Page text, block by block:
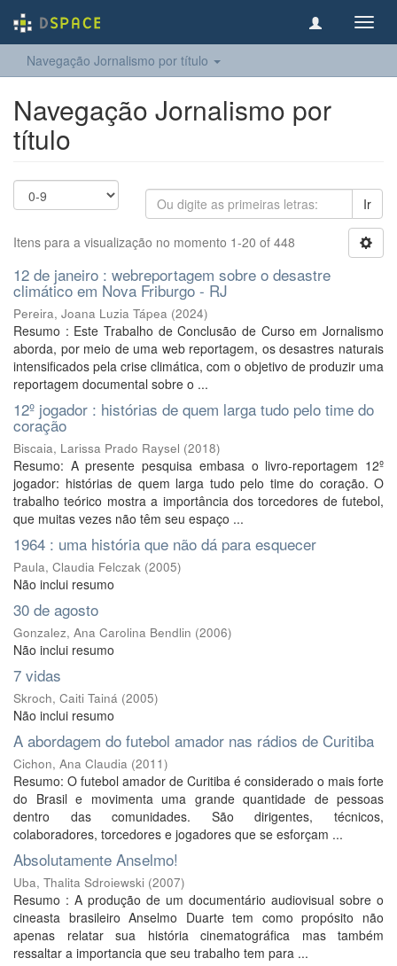
Navegação Jornalismo por título
Navegação Jornalismo por
título
Ir
Itens para a visualização no momento 1-20 of 448
12 de janeiro : webreportagem sobre o desastre
climático em Nova Friburgo - RJ
Pereira, Joana Luzia Tápea (2024)
Resumo : Este Trabalho de Conclusão de Curso em Jornalismo
aborda, por meio de uma web reportagem, os desastres naturais
intensificados pela crise climática, com o objetivo de produzir uma
reportagem documental sobre o ...
12º jogador : histórias de quem larga tudo pelo time do
coração
Biscaia, Larissa Prado Raysel (2018)
Resumo: A presente pesquisa embasa o livro-reportagem 12º
jogador: histórias de quem larga tudo pelo time do coração. O
trabalho teórico mostra a importância dos torcedores de futebol,
que muitas vezes não têm seu espaço ...
1964 : uma história que não dá para esquecer
Paula, Claudia Felczak (2005)
Não inclui resumo
30 de agosto
Gonzalez, Ana Carolina Bendlin (2006)
Não inclui resumo
7 vidas
Skroch, Caiti Tainá (2005)
Não inclui resumo
A abordagem do futebol amador nas rádios de Curitiba
Cichon, Ana Claudia (2011)
Resumo: O futebol amador de Curitiba é considerado o mais forte
do Brasil e movimenta uma grande quantidade de pessoas
dentro das comunidades. São dirigentes, técnicos,
colaboradores, torcedores e jogadores que se esforçam ...
Absolutamente Anselmo!
Uba, Thalita Sdroiewski (2007)
Resumo : A produção de um documentário audiovisual sobre o
cineasta brasileiro Anselmo Duarte tem como propósito não
apenas relatar sua história cinematográfica mas também
ressaltar a importancia que seu trabalho tem para ...